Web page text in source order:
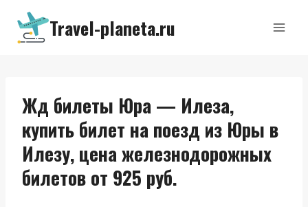
Перейти
содержимому
Travel-planeta.ru
Жд билеты Юра — Илеза,
купить билет на поезд из Юры в
Илезу, цена железнодорожных
билетов от 925 руб.